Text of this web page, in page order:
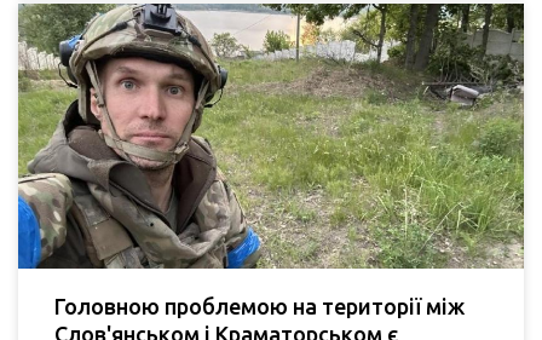
Головною проблемою на території між
Слов'янськом і Краматорськом є